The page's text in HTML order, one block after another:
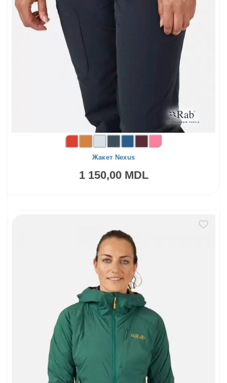
Жакет Nexus
1 150,00 MDL